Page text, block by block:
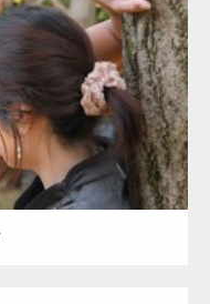
細マッチョ) 大胸筋 肩 腹
ョフリー素材メンバーが